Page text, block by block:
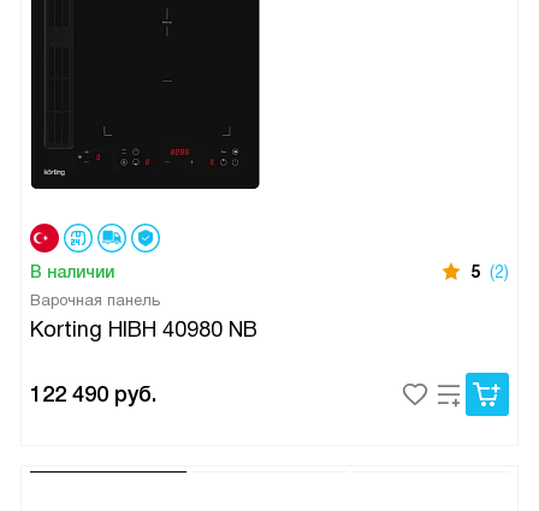
В наличии 5 (2)
Варочная панель
Korting HIBH 40980 NB
122 490 руб.